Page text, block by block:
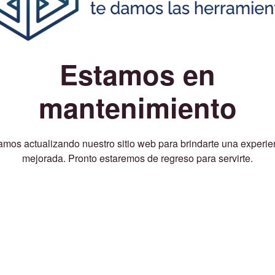
Estamos en
mantenimiento
actualizando nuestro sitio web para brindarte una
mejorada. Pronto estaremos de regreso para servirte.